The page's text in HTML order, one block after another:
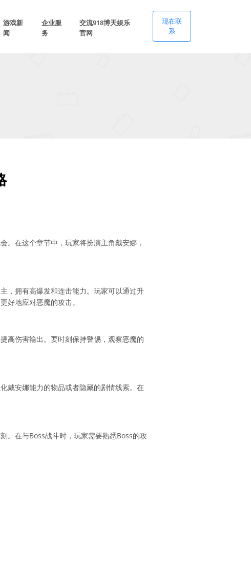
游戏新
闻
企业服
务
交流918博天娱乐
官网
现在联
系
。在这个章节中，玩家将扮演主角戴安娜，
，拥有高爆发和连击能力。玩家可以通过升
好地应对恶魔的攻击。
高伤害输出。要时刻保持警惕，观察恶魔的
戴安娜能力的物品或者隐藏的剧情线索。在
。在与Boss战斗时，玩家需要熟悉Boss的攻